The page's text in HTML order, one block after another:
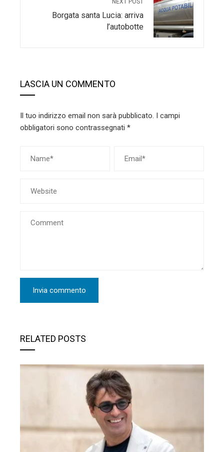
NEXT POST
Borgata santa Lucia: arriva
l’autobotte
LASCIA UN COMMENTO
Il tuo indirizzo email non sarà pubblicato. I campi
obbligatori sono contrassegnati *
RELATED POSTS